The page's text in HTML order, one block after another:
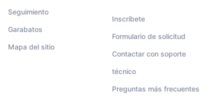
Seguimiento
Garabatos
Mapa del sitio
Inscríbete
Formulario de solicitud
Contactar con soporte
técnico
Preguntas más frecuentes